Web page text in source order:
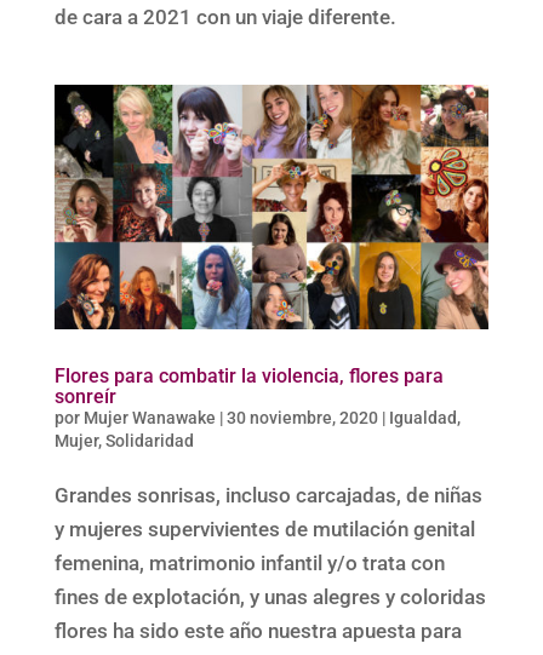
de cara a 2021 con un viaje diferente.
Flores para combatir la violencia, flores para
sonreír
por Mujer Wanawake |30 noviembre, 2020| Igualdad,
Mujer,Solidaridad
Grandes sonrisas, incluso carcajadas, de niñas
y mujeres supervivientes de mutilación genital
femenina, matrimonio infantil y/o trata con
fines de explotación, y unas alegres y coloridas
flores ha sido este año nuestra apuesta para